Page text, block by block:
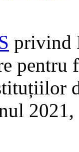
privind
pentru